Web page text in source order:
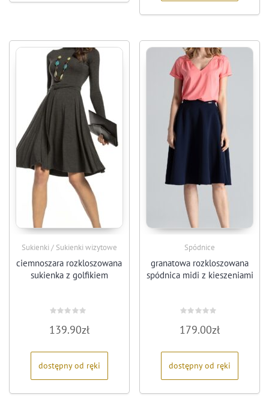
Sukienki / Sukienki wizytowe
ciemnoszara rozkloszowana
sukienka z golfikiem
0
na
139.90zł
dostępny od ręki
Spódnice
granatowa rozkloszowana
spódnica midi z kieszeniami
0
na
179.00zł
dostępny od ręki